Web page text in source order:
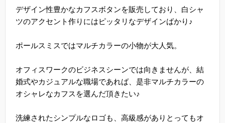
デザイン性豊かなカフスボタンを販売しており、白シャ
ツのアクセント作りにはピッタリなデザインばかり♪
ポールスミスではマルチカラーの小物が大人気。
オフィスワークのビジネスシーンでは向きませんが、結
婚式やカジュアルな職場であれば、是非マルチカラーの
オシャレなカフスを選んだ頂きたい♪
洗練されたシンプルなロゴも、高級感がありとってもオ